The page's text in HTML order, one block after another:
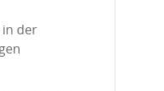
in der